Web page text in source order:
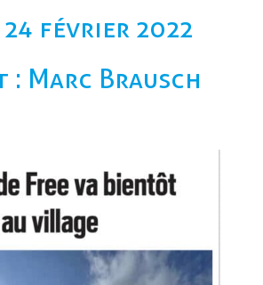
février 2022
: Marc Brausch